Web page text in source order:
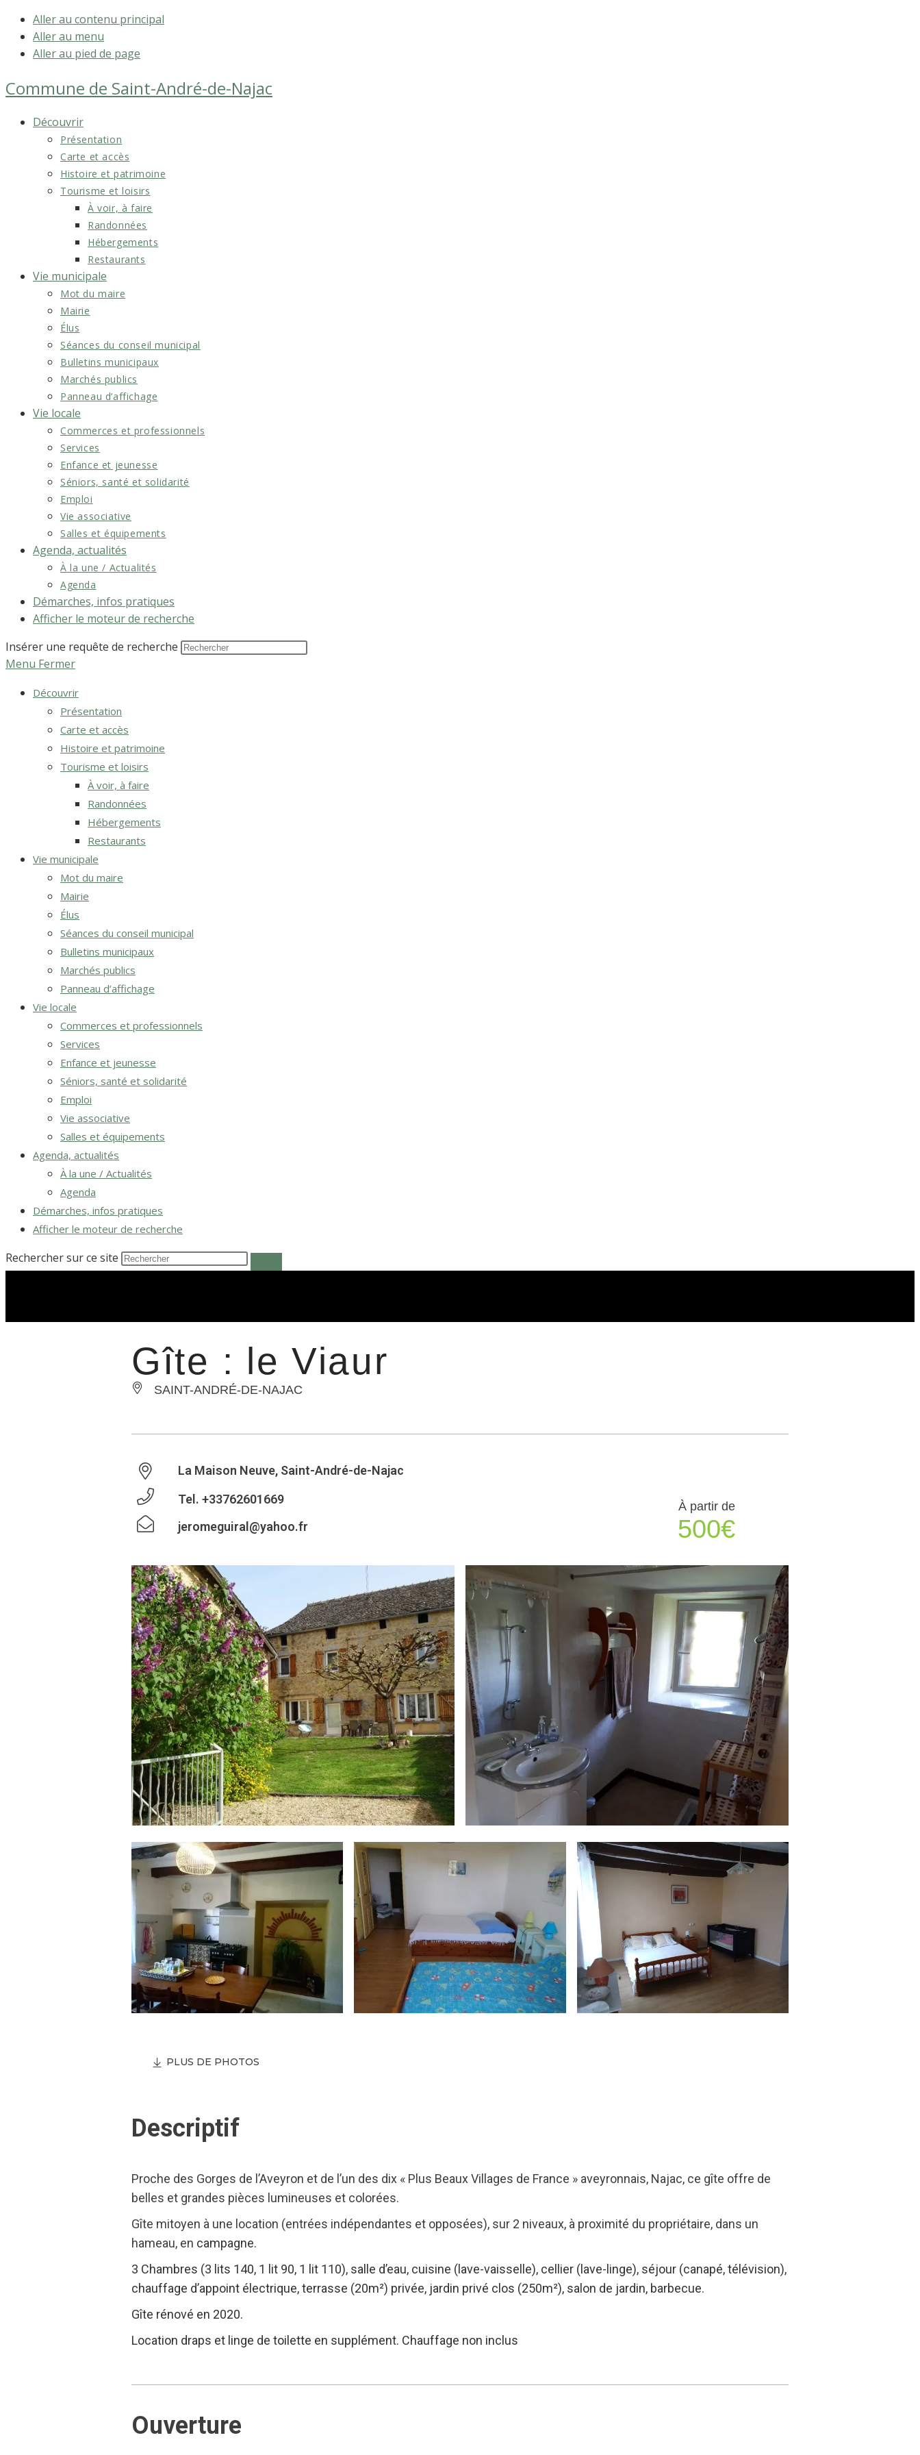
Aller au contenu principal
Aller au menu
Aller au pied de page
Commune de Saint-André-de-Najac
Découvrir
Présentation
Carte et accès
Histoire et patrimoine
Tourisme et loisirs
À voir, à faire
Randonnées
Hébergements
Restaurants
Vie municipale
Mot du maire
Mairie
Élus
Séances du conseil municipal
Bulletins municipaux
Marchés publics
Panneau d’affichage
Vie locale
Commerces et professionnels
Services
Enfance et jeunesse
Séniors, santé et solidarité
Emploi
Vie associative
Salles et équipements
Agenda, actualités
À la une / Actualités
Agenda
Démarches, infos pratiques
Afficher le moteur de recherche
Insérer une requête de recherche
Menu Fermer
Découvrir
Présentation
Carte et accès
Histoire et patrimoine
Tourisme et loisirs
À voir, à faire
Randonnées
Hébergements
Restaurants
Vie municipale
Mot du maire
Mairie
Élus
Séances du conseil municipal
Bulletins municipaux
Marchés publics
Panneau d’affichage
Vie locale
Commerces et professionnels
Services
Enfance et jeunesse
Séniors, santé et solidarité
Emploi
Vie associative
Salles et équipements
Agenda, actualités
À la une / Actualités
Agenda
Démarches, infos pratiques
Afficher le moteur de recherche
Rechercher sur ce site
Gîte : le Viaur
SAINT-ANDRÉ-DE-NAJAC
La Maison Neuve, Saint-André-de-Najac
Tel. +33762601669
jeromeguiral@yahoo.fr
À partir de
500€
PLUS DE PHOTOS
Descriptif
Proche des Gorges de l’Aveyron et de l’un des dix « Plus Beaux Villages de France » aveyronnais, Najac, ce gîte offre de
belles et grandes pièces lumineuses et colorées.
Gîte mitoyen à une location (entrées indépendantes et opposées), sur 2 niveaux, à proximité du propriétaire, dans un
hameau, en campagne.
3 Chambres (3 lits 140, 1 lit 90, 1 lit 110), salle d’eau, cuisine (lave-vaisselle), cellier (lave-linge), séjour (canapé,télévision),
chauffage d’appoint électrique, terrasse (20m²) privée, jardin privé clos (250m²), salon de jardin, barbecue.
Gîte rénové en 2020.
Location draps et linge de toilette en supplément. Chauffage non inclus
Ouverture